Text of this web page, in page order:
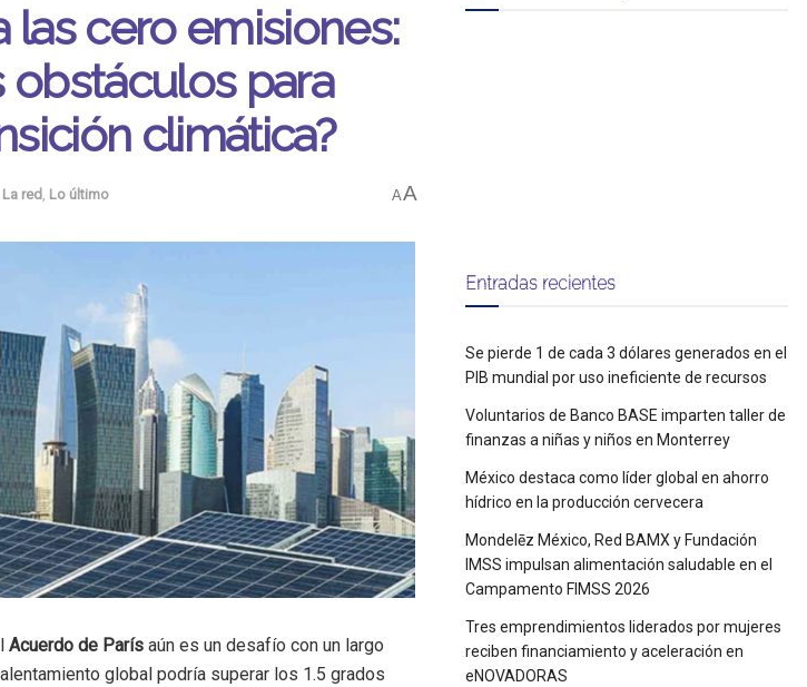
las cero emisiones:
obstáculos para
climática?
La red Lo último AA
Acuerdo de París aún es un desafío con un largo
global podría superar los 1.5 grados
Entradas recientes
Se pierde 1 de cada 3 dólares generados en el
PIB mundial por uso ineficiente de recursos
Voluntarios de Banco BASE imparten taller de
finanzas a niñas y niños en Monterrey
México destaca como líder global en ahorro
hídrico en la producción cervecera
Mondelēz México, Red BAMX y Fundación
IMSS impulsan alimentación saludable en el
Campamento FIMSS 2026
Tres emprendimientos liderados por mujeres
reciben financiamiento y aceleración en
eNOVADORAS